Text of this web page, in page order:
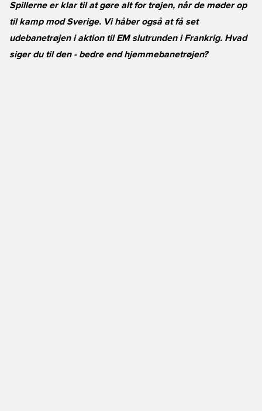
Spillerne er klar til at gøre alt for trøjen, når de møder op
til kamp mod Sverige. Vi håber også at få set
udebanetrøjen i aktion til EM slutrunden i Frankrig. Hvad
siger du til den - bedre end hjemmebanetrøjen?